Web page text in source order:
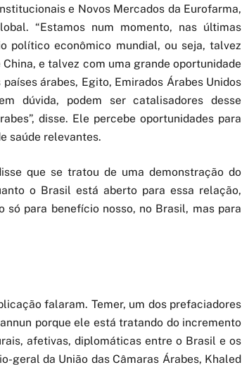
e Novos Mercados da Eurofarma,
“Estamos num momento, nas últimas
político econômico mundial, ou seja, talvez
e talvez com uma grande oportunidade
árabes, Egito, Emirados Árabes Unidos
dúvida, podem ser catalisadores desse
disse. Ele percebe oportunidades para
saúde relevantes.
que se tratou de uma demonstração do
o Brasil está aberto para essa relação,
só para benefício nosso, no Brasil, mas para
falaram. Temer, um dos prefaciadores
porque ele está tratando do incremento
afetivas, diplomáticas entre o Brasil e os
geral da União das Câmaras Árabes, Khaled